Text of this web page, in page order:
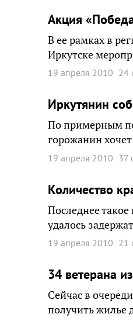
Акция
В ее рамках в
Иркутске
19 апреля 2010 24
Иркутянин
По примерным
горожанин
19 апреля 2010 37
Количество
Последнее
удалось
19 апреля 2010 21
34 ветерана
Сейчас в
получить жилье